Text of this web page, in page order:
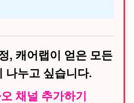
, 캐어랩이 얻은 모든
나누고 싶습니다.
채널 추가하기